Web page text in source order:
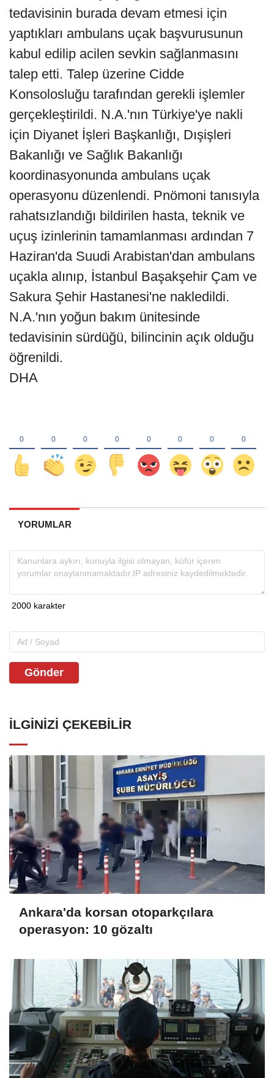
tedavisinin burada devam etmesi için
yaptıkları ambulans uçak başvurusunun
kabul edilip acilen sevkin sağlanmasını
talep etti. Talep üzerine Cidde
Konsolosluğu tarafından gerekli işlemler
gerçekleştirildi. N.A.'nın Türkiye'ye nakli
için Diyanet İşleri Başkanlığı, Dışişleri
Bakanlığı ve Sağlık Bakanlığı
koordinasyonunda ambulans uçak
operasyonu düzenlendi. Pnömoni tanısıyla
rahatsızlandığı bildirilen hasta, teknik ve
uçuş izinlerinin tamamlanması ardından 7
Haziran'da Suudi Arabistan'dan ambulans
uçakla alınıp, İstanbul Başakşehir Çam ve
Sakura Şehir Hastanesi'ne nakledildi.
N.A.'nın yoğun bakım ünitesinde
tedavisinin sürdüğü, bilincinin açık olduğu
öğrenildi.
DHA
YORUMLAR
Gönder
İLGINIZI ÇEKEBILIR
Ankara'da korsan otoparkçılara
operasyon: 10 gözaltı